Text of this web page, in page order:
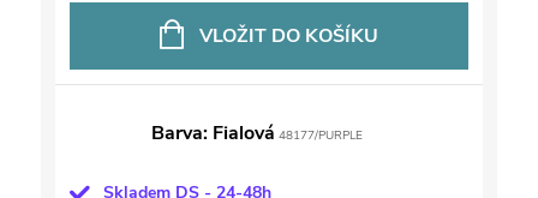
VLOŽIT DO KOŠÍKU
Barva: Fialová 48177/PURPLE
Skladem DS - 24-48h